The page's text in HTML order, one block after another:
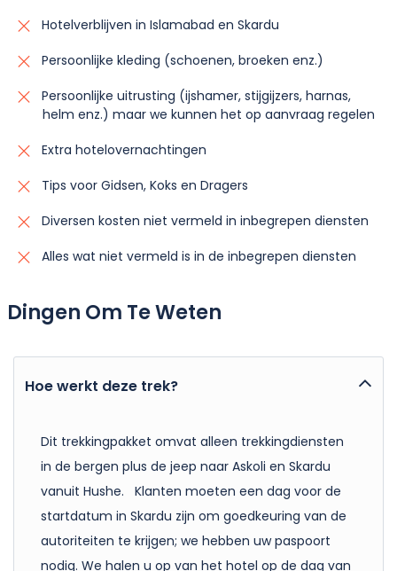
Hotelverblijven in Islamabad en Skardu
Persoonlijke kleding (schoenen, broeken enz.)
Persoonlijke uitrusting (ijshamer, stijgijzers, harnas,
helm enz.) maar we kunnen het op aanvraag regelen
Extra hotelovernachtingen
Tips voor Gidsen, Koks en Dragers
Diversen kosten niet vermeld in inbegrepen diensten
Alles wat niet vermeld is in de inbegrepen diensten
Dingen Om Te Weten
Hoe werkt deze trek?
Dit trekkingpakket omvat alleen trekkingdiensten
in de bergen plus de jeep naar Askoli en Skardu
vanuit Hushe. Klanten moeten een dag voor de
startdatum in Skardu zijn om goedkeuring van de
autoriteiten te krijgen; we hebben uw paspoort
nodig. We halen u op van het hotel op de dag van